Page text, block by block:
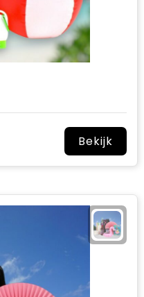
Bekijk